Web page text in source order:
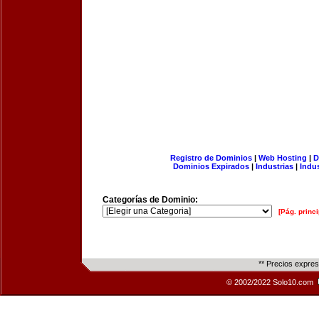
Registro de Dominios| Web Hosting |
Dominios Expirados | Industrias |
Categorías de Dominio:
[Pág.
** Precios
© 2002/2022 Solo10.com